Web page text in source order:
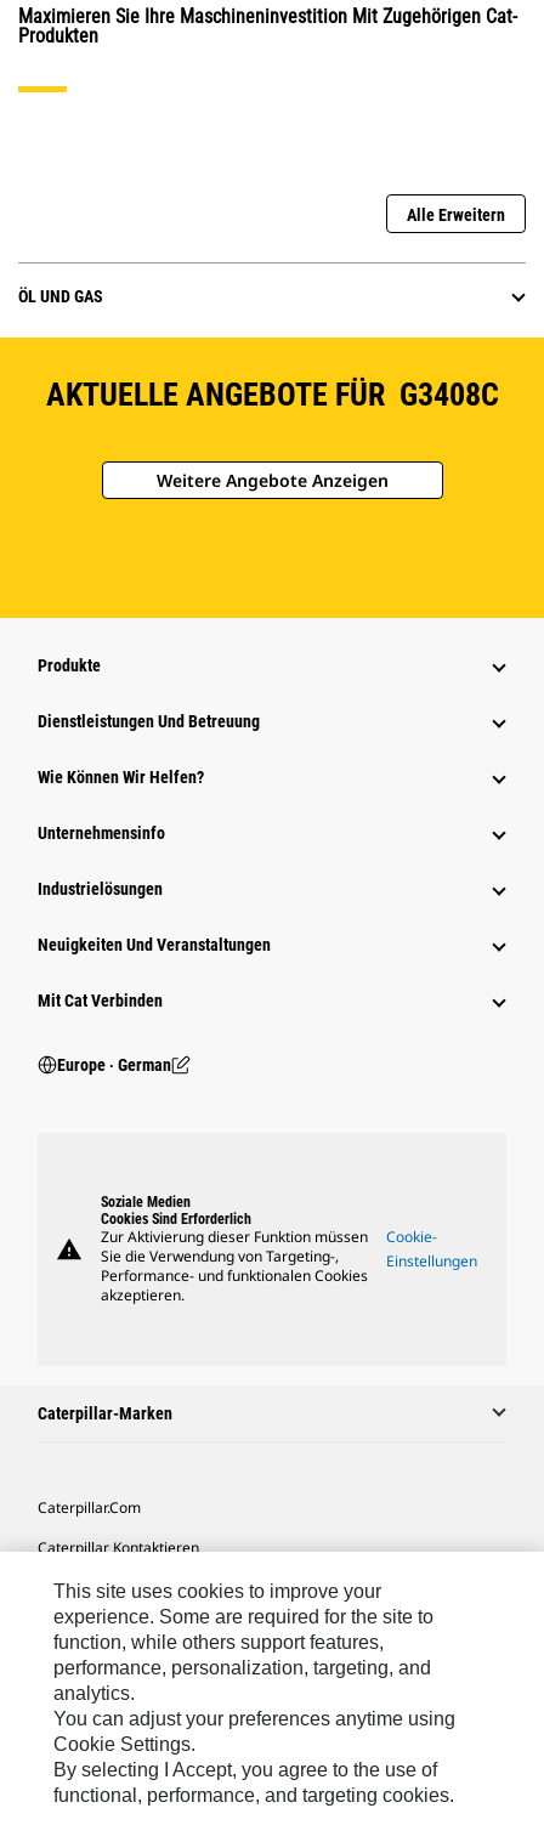
Maximieren Sie Ihre Maschineninvestition Mit Zugehörigen Cat-
Produkten
Alle Erweitern
ÖL UND GAS
AKTUELLE ANGEBOTE FÜR G3408C
Weitere Angebote Anzeigen
Produkte
Dienstleistungen Und Betreuung
Wie Können Wir Helfen?
Unternehmensinfo
Industrielösungen
Neuigkeiten Und Veranstaltungen
Mit Cat Verbinden
Europe ‧ German
warning
Soziale Medien
Cookies Sind Erforderlich
Zur Aktivierung dieser Funktion müssen
Sie die Verwendung von Targeting-,
Performance- und funktionalen Cookies
akzeptieren.
Cookie-
Einstellungen
Caterpillar-Marken
Caterpillar.com
Caterpillar Kontaktieren
Meine Marketing-Präferenzen
Seitenübersicht
Cookie Settings
Rechtliche Hinweise
Datenschutz
This site uses cookies to improve your
experience. Some are required for the site to
function, while others support features,
performance, personalization, targeting, and
analytics.
You can adjust your preferences anytime using
Cookie Settings.
By selecting I Accept, you agree to the use of
functional, performance, and targeting cookies.